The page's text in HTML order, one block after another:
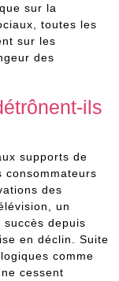
sur la
toutes les
sur les
des
ils
supports de
consommateurs
des
un
depuis
en déclin. Suite
comme
cessent